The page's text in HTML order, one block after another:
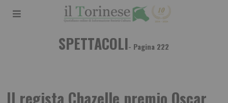
SPETTACOLI- Pagina 222
Il regista Chazelle premio Oscar